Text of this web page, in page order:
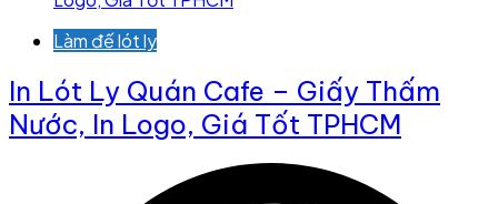
Làm đế lót ly
In Lót Ly Quán Cafe – Giấy Thấm
Nước, In Logo, Giá Tốt TPHCM